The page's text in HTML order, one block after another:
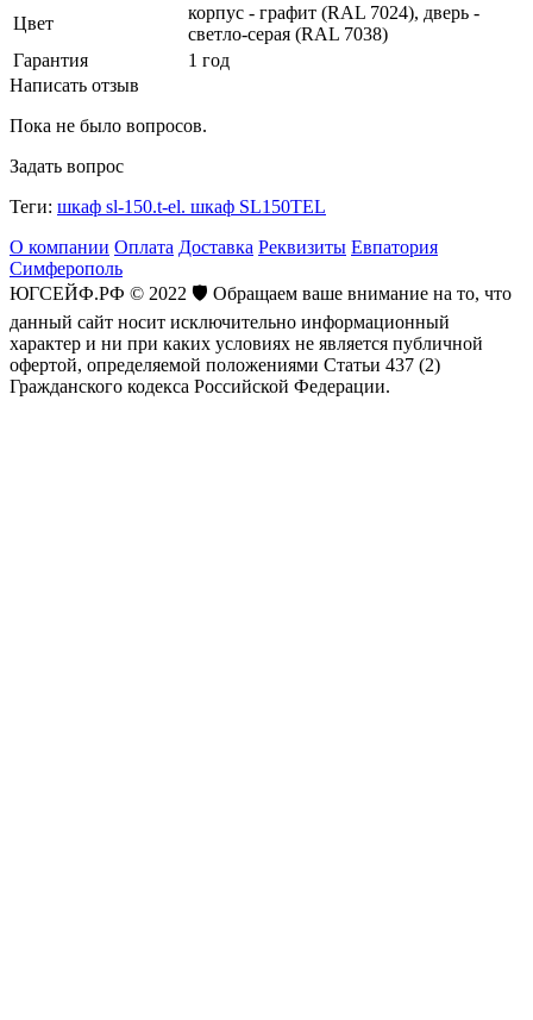
Цвет
корпус - графит (RAL 7024), дверь -
светло-серая (RAL 7038)
Гарантия
1 год
Написать отзыв
Пока не было вопросов.
Задать вопрос
Теги: шкаф sl-150.t-el. шкаф SL150TEL
О компании Оплата Доставка Реквизиты Евпатория
Симферополь
ЮГСЕЙФ.РФ © 2022 🛡️ Обращаем ваше внимание на то, что
данный сайт носит исключительно информационный
характер и ни при каких условиях не является публичной
офертой, определяемой положениями Статьи 437 (2)
Гражданского кодекса Российской Федерации.